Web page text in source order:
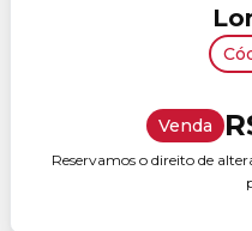
Venda
Reservamos o direito de